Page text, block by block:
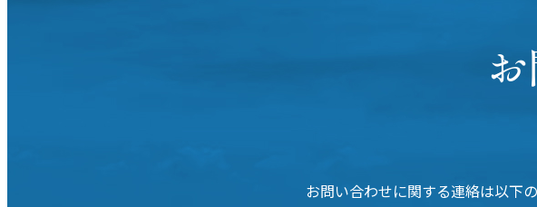
お問い合わせに関する連絡は以下